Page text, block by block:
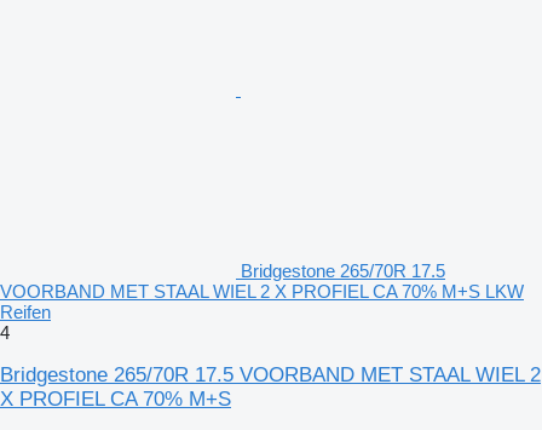
Bridgestone 265/70R 17.5
VOORBAND MET STAAL WIEL 2 X PROFIEL CA 70% M+S LKW
Reifen
4
Bridgestone 265/70R 17.5 VOORBAND MET STAAL WIEL 2
X PROFIEL CA 70% M+S